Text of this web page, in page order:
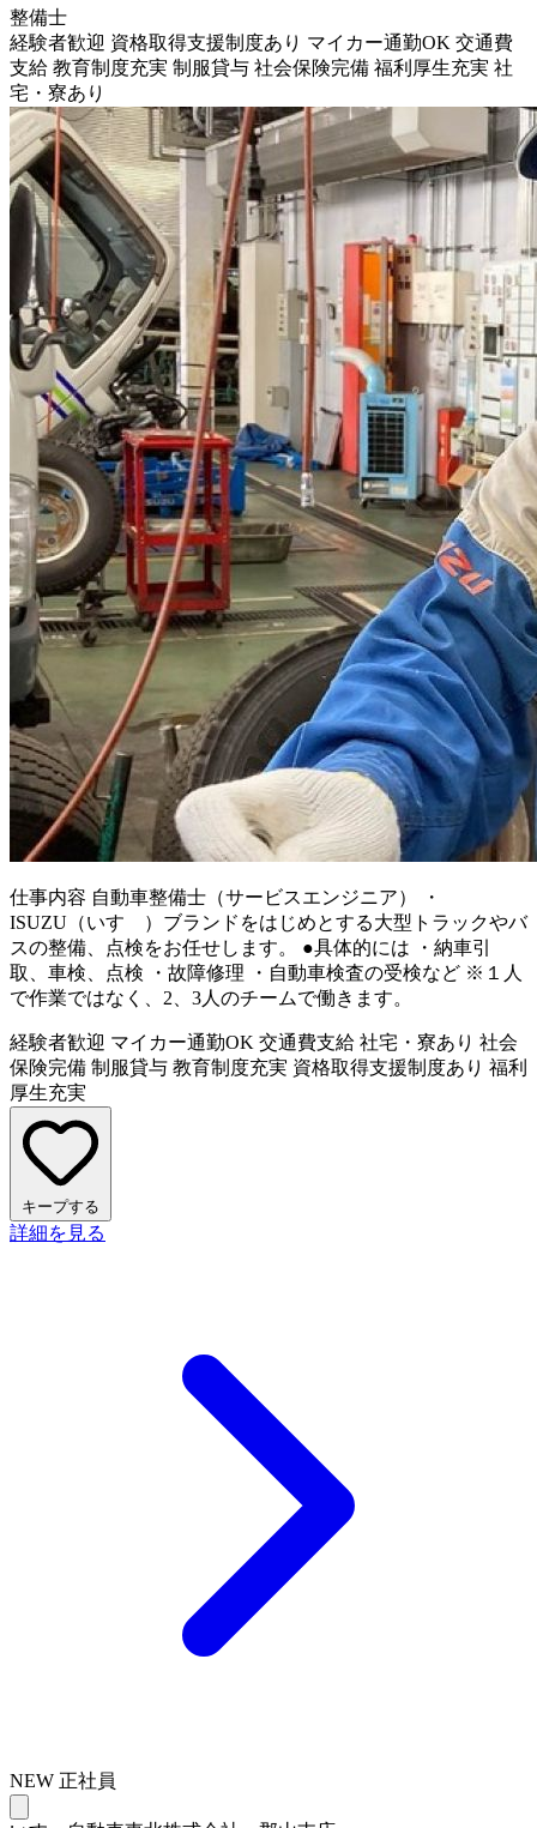
整備士
経験者歓迎 資格取得支援制度あり マイカー通勤OK 交通費
支給 教育制度充実 制服貸与 社会保険完備 福利厚生充実 社
宅・寮あり
仕事内容 自動車整備士（サービスエンジニア） ・
ISUZU（いすゞ）ブランドをはじめとする大型トラックやバ
スの整備、点検をお任せします。 ●具体的には ・納車引
取、車検、点検 ・故障修理 ・自動車検査の受検など ※１人
で作業ではなく、2、3人のチームで働きます。
経験者歓迎 マイカー通勤OK 交通費支給 社宅・寮あり 社会
保険完備 制服貸与 教育制度充実 資格取得支援制度あり 福利
厚生充実
キープする
詳細を見る
NEW 正社員